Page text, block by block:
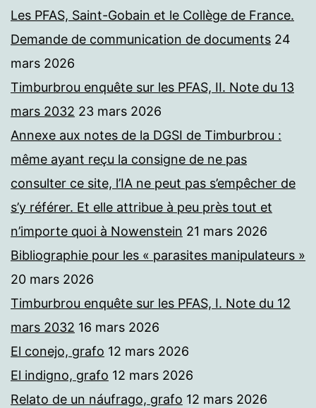
Les PFAS, Saint-Gobain et le Collège de France.
Demande de communication de documents 24
mars 2026
Timburbrou enquête sur les PFAS, II. Note du 13
mars 2032 23 mars 2026
Annexe aux notes de la DGSI de Timburbrou :
même ayant reçu la consigne de ne pas
consulter ce site, l’IA ne peut pas s’empêcher de
s’y référer. Et elle attribue à peu près tout et
n’importe quoi à Nowenstein 21 mars 2026
Bibliographie pour les « parasites manipulateurs »
20 mars 2026
Timburbrou enquête sur les PFAS, I. Note du 12
mars 2032 16 mars 2026
El conejo, grafo 12 mars 2026
El indigno, grafo 12 mars 2026
Relato de un náufrago, grafo 12 mars 2026